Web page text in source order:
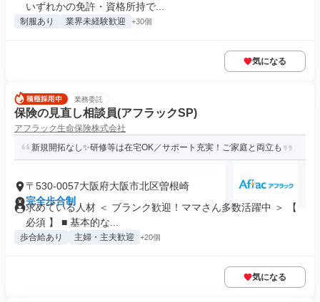
いずれかの免許・資格所持で...
制服あり 業界未経験歓迎 +30個
気になる
業務委託
保険の見直し相談員(アフラックSP)
アフラック生命保険株式会社
新規開拓なし✨研修等は在宅OK／サポート充実！ご家庭と両立も
〒530-0057大阪府大阪市北区曽根崎
完全歩合制
求めている人材 ＜ ブランク歓迎！ママさん多数活躍中 ＞ 【
必須 】 ■ 基本的な...
歩合給あり 主婦・主夫歓迎 +20個
気になる